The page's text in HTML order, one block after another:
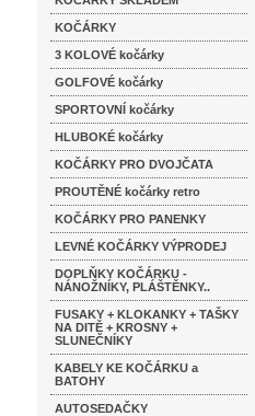
KOČÁRKY
3 KOLOVÉ kočárky
GOLFOVÉ kočárky
SPORTOVNÍ kočárky
HLUBOKÉ kočárky
KOČÁRKY PRO DVOJČATA
PROUTĚNÉ kočárky retro
KOČÁRKY PRO PANENKY
LEVNÉ KOČÁRKY VÝPRODEJ
DOPLŇKY KOČÁRKU -
NÁNOŽNÍKY, PLÁŠTĚNKY..
FUSAKY + KLOKANKY + TAŠKY
NA DITĚ + KROSNY +
SLUNEČNÍKY
KABELY KE KOČÁRKU a
BATOHY
AUTOSEDAČKY